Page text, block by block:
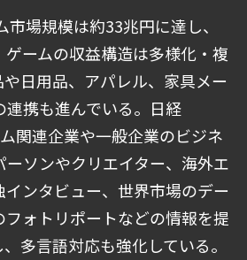
場規模は約33兆円に達し、
ームの収益構造は多様化・複
日用品、アパレル、家具メー
連携も進んでいる。日経
関連企業や一般企業のビジネ
ーソンやクリエイター、海外エ
ンタビュー、世界市場のデー
フォトリポートなどの情報を提
多言語対応も強化している。